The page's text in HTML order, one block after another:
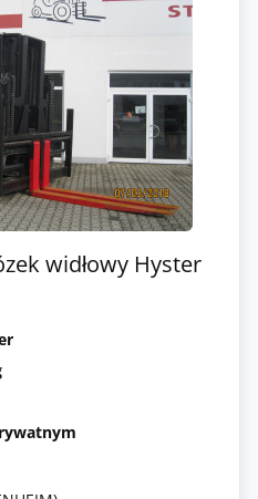
widłowy Hyster